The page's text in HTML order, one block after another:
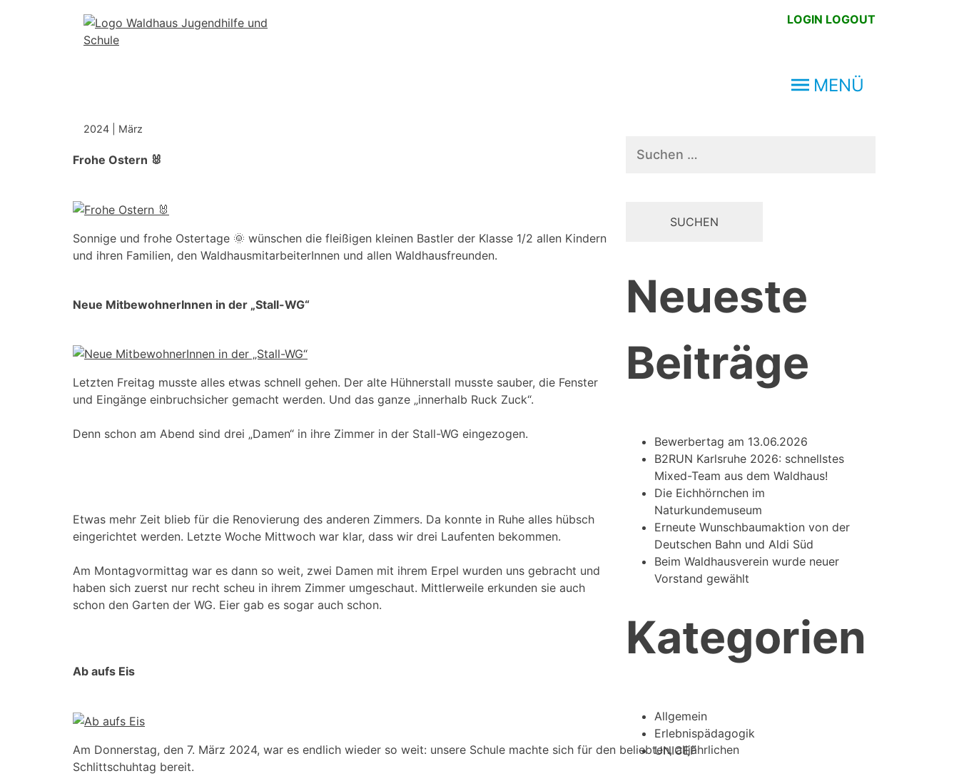
LOGIN LOGOUT
MENÜ
2024 März
Frohe Ostern 🐰
Sonnige und frohe Ostertage 🌞 wünschen die fleißigen kleinen Bastler der Klasse 1/2 allen Kindern
und ihren Familien, den WaldhausmitarbeiterInnen und allen Waldhausfreunden.
Neue MitbewohnerInnen in der „Stall-WG“
Letzten Freitag musste alles etwas schnell gehen. Der alte Hühnerstall musste sauber, die Fenster
und Eingänge einbruchsicher gemacht werden. Und das ganze „innerhalb Ruck Zuck“.
Denn schon am Abend sind drei „Damen“ in ihre Zimmer in der Stall-WG eingezogen.
Etwas mehr Zeit blieb für die Renovierung des anderen Zimmers. Da konnte in Ruhe alles hübsch
eingerichtet werden. Letzte Woche Mittwoch war klar, dass wir drei Laufenten bekommen.
Am Montagvormittag war es dann so weit, zwei Damen mit ihrem Erpel wurden uns gebracht und
haben sich zuerst nur recht scheu in ihrem Zimmer umgeschaut. Mittlerweile erkunden sie auch
schon den Garten der WG. Eier gab es sogar auch schon.
Ab aufs Eis
Am Donnerstag, den 7. März 2024, war es endlich wieder so weit: unsere Schule machte sich für den beliebten, alljährlichen
Schlittschuhtag bereit.
nach:
Neueste
Beiträge
Bewerbertag am 13.06.2026
B2RUN Karlsruhe 2026: schnellstes
Mixed-Team aus dem Waldhaus!
Die Eichhörnchen im
Naturkundemuseum
Erneute Wunschbaumaktion von der
Deutschen Bahn und Aldi Süd
Beim Waldhausverein wurde neuer
Vorstand gewählt
Kategorien
Allgemein
Erlebnispädagogik
UNICEF